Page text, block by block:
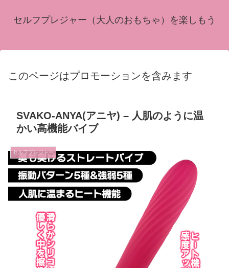
セルフプレジャー（大人のおもちゃ）を楽しもう
このページはプロモーションを含みます
SVAKO-ANYA(アニヤ) – 人肌のように温
かい高機能バイブ
セルフプレジャー